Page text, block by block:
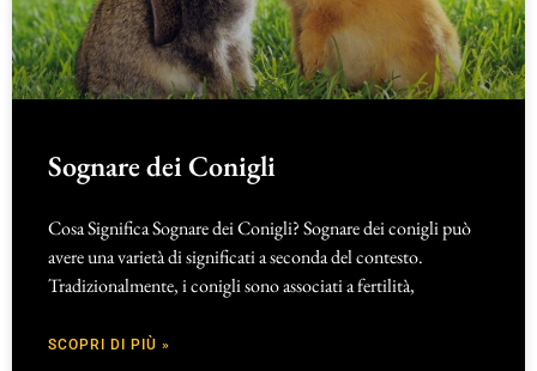
Sognare dei Conigli
Cosa Significa Sognare dei Conigli? Sognare dei conigli può
avere una varietà di significati a seconda del contesto.
Tradizionalmente, i conigli sono associati a fertilità,
SCOPRI DI PIÙ »